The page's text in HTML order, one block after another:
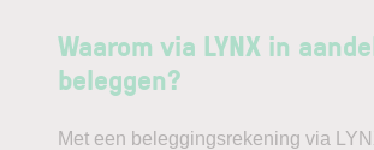
Waarom via LYNX in
beleggen?
Met een beleggingsrekening via